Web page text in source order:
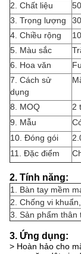
2. Chất liệu
3. Trọng lượng
4. Chiều rộng
5. Màu sắc
6. Hoa văn
7. Cách sử
dụng
8. MOQ
2
9. Mẫu
10. Đóng gói
11. Đặc điểm
2. Tính năng:
1. Bàn tay mềm
2. Chống vi
3. Sản phẩm
3. Ứng dụng:
> Hoàn hảo cho